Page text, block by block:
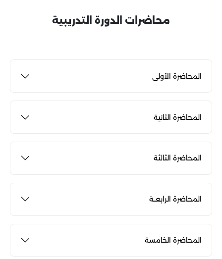
محاضرات الدورة التدريبية
المحاضرة الأولى
المحاضرة الثانية
المحاضرة الثالثة
المحاضرة الرابعــة
المحاضرة الخامسة